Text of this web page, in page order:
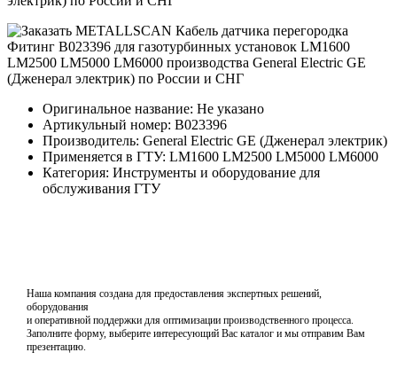
Оригинальное название: Не указано
Артикульный номер: B023396
Производитель: General Electric GE (Дженерал электрик)
Применяется в ГТУ: LM1600 LM2500 LM5000 LM6000
Категория: Инструменты и оборудование для
обслуживания ГТУ
Наша компания создана для предоставления экспертных решений,
оборудования
и оперативной поддержки для оптимизации производственного процесса.
Заполните форму, выберите интересующий Вас каталог и мы отправим Вам
презентацию.